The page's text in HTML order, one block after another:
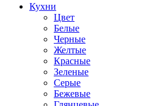
Кухни
Цвет
Белые
Черные
Желтые
Красные
Зеленые
Серые
Бежевые